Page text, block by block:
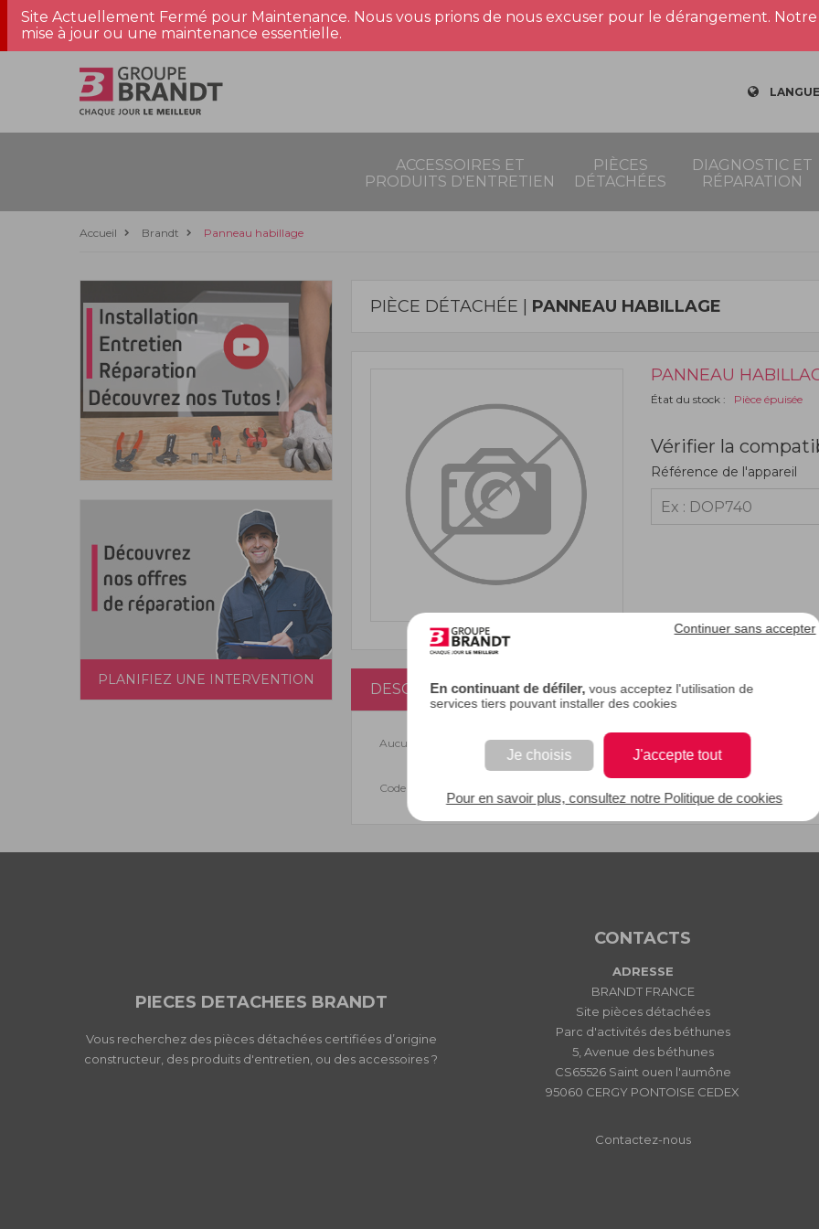
En continuant de défiler, vous acceptez l'utilisation de
services tiers pouvant installer des cookies
Je choisis J'accepte tout
Continuer sans accepter
Pour en savoir plus, consultez notre Politique de cookies
Site Actuellement Fermé pour Maintenance. Nous vous prions de nous excuser pour le dérangement.
mise à jour ou une maintenance essentielle.
ACCESSOIRES ET
PRODUITS D'ENTRETIEN
PIÈCES
DÉTACHÉES
DIAGNOSTIC ET
RÉPARATION
Accueil Brandt Panneau habillage
PLANIFIEZ UNE INTERVENTION
PIÈCE DÉTACHÉE | PANNEAU HABILLAGE
PANNEAU
État du stock : Pièce épuisée
Vérifier la
Référence de l'appareil
DESCRIPTION
Aucune description.
Code EAN : 3251430452106
PIECES DETACHEES BRANDT
Vous recherchez des pièces détachées certifiées d’origine
constructeur, des produits d'entretien, ou des accessoires ?
CONTACTS
ADRESSE
BRANDT FRANCE
Site pièces détachées
Parc d'activités des béthunes
5, Avenue des béthunes
CS65526 Saint ouen l'aumône
95060 CERGY PONTOISE CEDEX
Contactez-nous